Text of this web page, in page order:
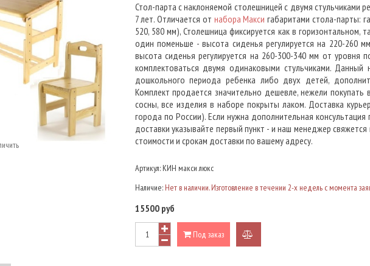
Стол-парта с наклоняемой столешницей с двумя
7 лет. Отличается от набора Макси габаритами стола-парты:
520, 580 мм), Столешница фиксируется как в
один поменьше - высота сиденья регулируется на 220-260
высота сиденья регулируется на 260-300-340 мм от
комплектоваться двумя одинаковыми стульчиками.
дошкольного периода ребенка либо двух детей,
Комплект продается значительно дешевле, нежели
сосны, все изделия в наборе покрыты лаком. Доставка
города по России). Если нужна дополнительная
доставки указывайте первый пункт - и наш менеджер
стоимости и срокам доставки по вашему адресу.
Артикул: КИН макси люкс
Наличие: Нет в наличии. Изготовление в течении 2-х недель с момента
15500 руб
Под заказ